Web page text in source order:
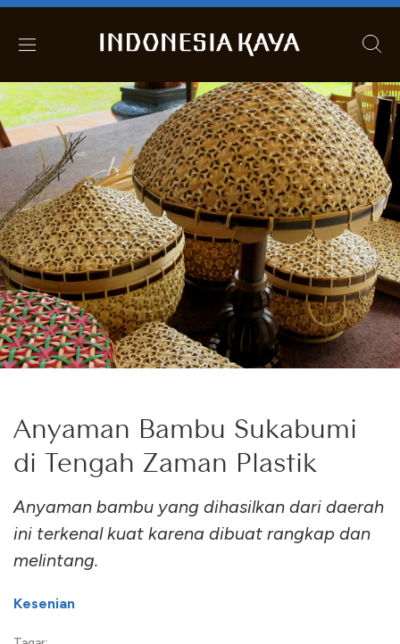
Anyaman Bambu Sukabumi
di Tengah Zaman Plastik
Anyaman bambu yang dihasilkan dari daerah
ini terkenal kuat karena dibuat rangkap dan
melintang.
Kesenian